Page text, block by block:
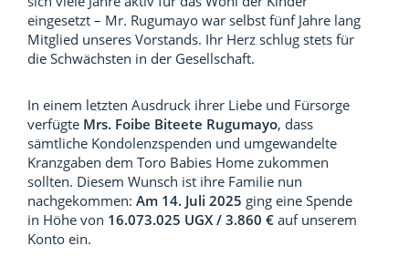
eingesetzt – Mr. Rugumayo war selbst fünf Jahre lang
Mitglied unseres Vorstands. Ihr Herz schlug stets für
die Schwächsten in der Gesellschaft.
In einem letzten Ausdruck ihrer Liebe und Fürsorge
verfügte Mrs. Foibe Biteete Rugumayo, dass
sämtliche Kondolenzspenden und umgewandelte
Kranzgaben dem Toro Babies Home zukommen
sollten. Diesem Wunsch ist ihre Familie nun
nachgekommen: Am 14. Juli 2025 ging eine Spende
in Höhe von 16.073.025 UGX / 3.860 € auf unserem
Konto ein.